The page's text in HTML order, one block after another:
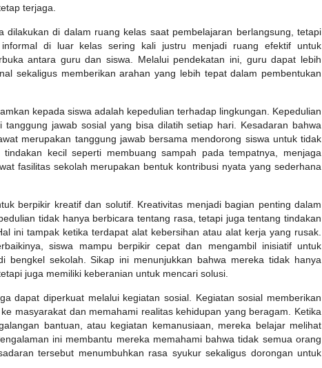
terjaga.
dilakukan di dalam ruang kelas saat pembelajaran berlangsung, tetapi
di luar kelas sering kali justru menjadi ruang efektif untuk
antara guru dan siswa. Melalui pendekatan ini, guru dapat lebih
sekaligus memberikan arahan yang lebih tepat dalam pembentukan
kepada siswa adalah kepedulian terhadap lingkungan. Kepedulian
tanggung jawab sosial yang bisa dilatih setiap hari. Kesadaran bahwa
merupakan tanggung jawab bersama mendorong siswa untuk tidak
kecil seperti membuang sampah pada tempatnya, menjaga
fasilitas sekolah merupakan bentuk kontribusi nyata yang sederhana
berpikir kreatif dan solutif. Kreativitas menjadi bagian penting dalam
tidak hanya berbicara tentang rasa, tetapi juga tentang tindakan
ini tampak ketika terdapat alat kebersihan atau alat kerja yang rusak.
siswa mampu berpikir cepat dan mengambil inisiatif untuk
bengkel sekolah. Sikap ini menunjukkan bahwa mereka tidak hanya
juga memiliki keberanian untuk mencari solusi.
dapat diperkuat melalui kegiatan sosial. Kegiatan sosial memberikan
masyarakat dan memahami realitas kehidupan yang beragam. Ketika
bantuan, atau kegiatan kemanusiaan, mereka belajar melihat
ini membantu mereka memahami bahwa tidak semua orang
tersebut menumbuhkan rasa syukur sekaligus dorongan untuk